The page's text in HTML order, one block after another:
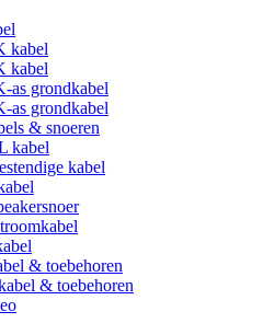
kabel
kabel
as grondkabel
as grondkabel
& snoeren
kabel
kabel
& toebehoren
& toebehoren